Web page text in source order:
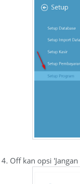
4. Off kan opsi